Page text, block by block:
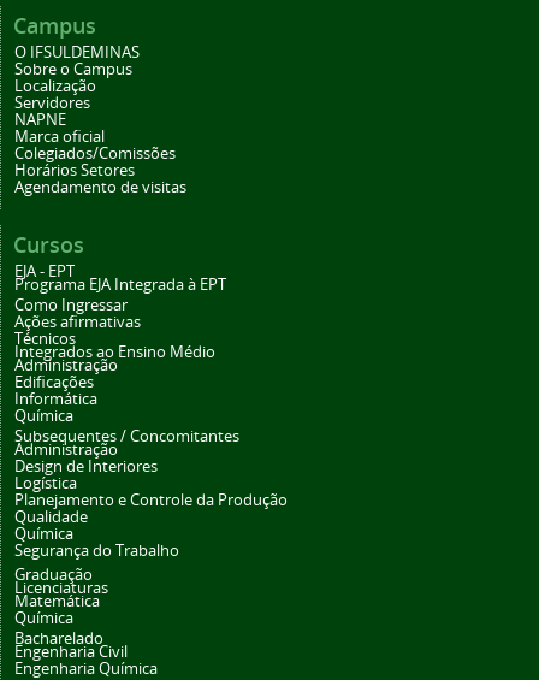
Campus
O IFSULDEMINAS
Sobre o Campus
Localização
Servidores
NAPNE
Marca oficial
Colegiados/Comissões
Horários Setores
Agendamento de visitas
Cursos
EJA - EPT
Programa EJA Integrada à EPT
Como Ingressar
Ações afirmativas
Técnicos
Integrados ao Ensino Médio
Administração
Edificações
Informática
Química
Subsequentes / Concomitantes
Administração
Design de Interiores
Logística
Planejamento e Controle da Produção
Qualidade
Química
Segurança do Trabalho
Graduação
Licenciaturas
Matemática
Química
Bacharelado
Engenharia Civil
Engenharia Química